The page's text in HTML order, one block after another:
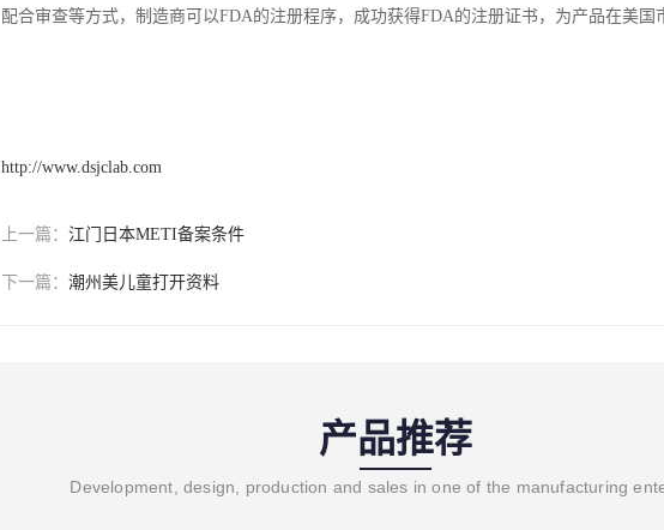
配合审查等方式，制造商可以FDA的注册程序，成功获得FDA的注册证书，为产品在美国
http://www.dsjclab.com
上一篇： 江门日本METI备案条件
下一篇： 潮州美儿童打开资料
产品推荐
Development, design, production and sales in one of the manufacturing